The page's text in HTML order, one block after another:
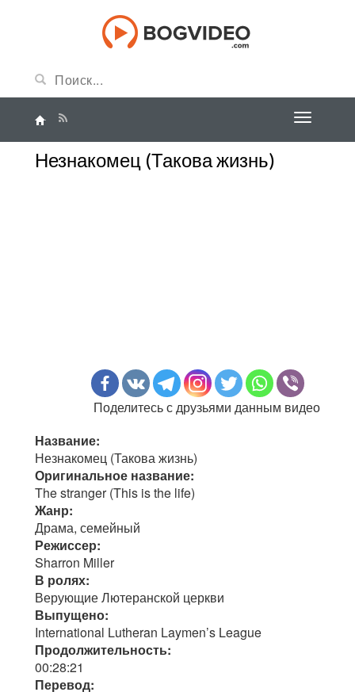
Незнакомец (Такова жизнь)
Поделитесь с друзьями данным видео
Название:
Незнакомец (Такова жизнь)
Оригинальное название:
The stranger (This is the life)
Жанр:
Драма, семейный
Режиссер:
Sharron Miller
В ролях:
Верующие Лютеранской церкви
Выпущено:
International Lutheran Laymen’s League
Продолжительность:
00:28:21
Перевод: